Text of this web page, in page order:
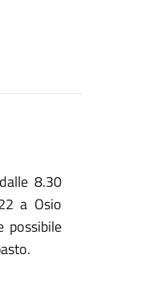
8.30
a Osio
possibile